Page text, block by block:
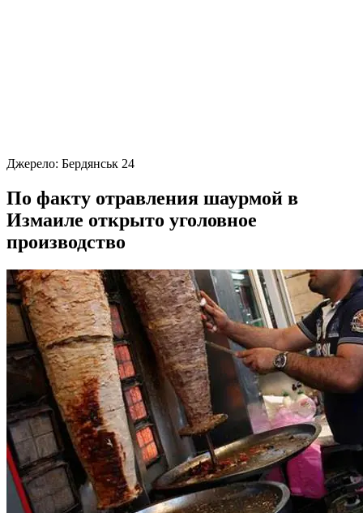
Джерело: Бердянськ 24
По факту отравления шаурмой в
Измаиле открыто уголовное
производство